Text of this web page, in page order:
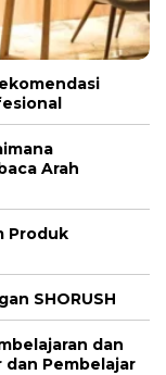
Arah
Produk
SHORUSH
dan
Pembelajar